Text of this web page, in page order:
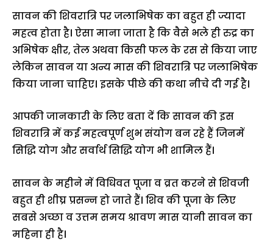
सावन की शिवरात्रि पर जलाभिषेक का बहुत ही ज्यादा
महत्व होता है। ऐसा माना जाता है कि वैसे भले ही रुद्र का
अभिषेक क्षीर, तेल अथवा किसी फल के रस से किया जाए
लेकिन सावन या अन्य मास की शिवरात्रि पर जलाभिषेक
किया जाना चाहिए। इसके पीछे की कथा नीचे दी गई है।
आपकी जानकारी के लिए बता दें कि सावन की इस
शिवरात्रि में कई महत्वपूर्ण शुभ संयोग बन रहे हैं जिनमें
सिद्धि योग और सर्वार्थ सिद्धि योग भी शामिल हैं।
सावन के महीने में विधिवत पूजा व व्रत करने से शिवजी
बहुत ही शीघ्र प्रसन्न हो जाते हैं। शिव की पूजा के लिए
सबसे अच्छा व उत्तम समय श्रावण मास यानी सावन का
महिना ही है।